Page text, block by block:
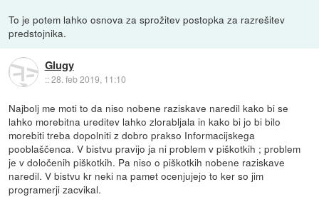
To je potem lahko osnova za sprožitev postopka za razrešitev
predstojnika.
Glugy
::28. feb 2019, 11:10
Najbolj me moti to da niso nobene raziskave naredil kako bi se
lahko morebitna ureditev lahko zlorabljala in kako bi jo bi bilo
morebiti treba dopolniti z dobro prakso Informacijskega
pooblaščenca. V bistvu pravijo ja ni problem v piškotkih ; problem
je v določenih piškotkih. Pa niso o piškotkih nobene raziskave
naredil. V bistvu kr neki na pamet ocenjujejo to ker so jim
programerji zacvikal.